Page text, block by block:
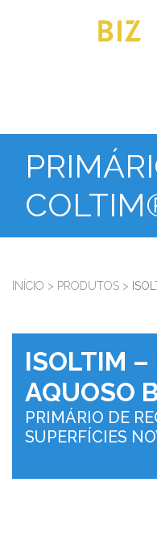
INÍCIO > PRODUTOS >
ISOLTIM –
AQUOSO
PRIMÁRIO DE
SUPERFÍCIES